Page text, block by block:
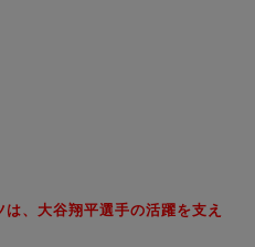
、大谷翔平選手の活躍を支え